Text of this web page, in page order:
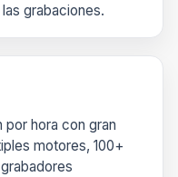
grabaciones.
hora con gran
motores, 100+